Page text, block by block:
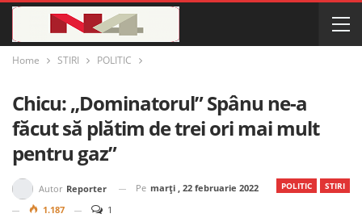
Home STIRI POLITIC
Chicu: „Dominatorul” Spânu ne-a
făcut să plătim de trei ori mai mult
pentru gaz”
POLITIC STIRI
Autor Reporter Pe marți , 22 februarie 2022
1.187
1